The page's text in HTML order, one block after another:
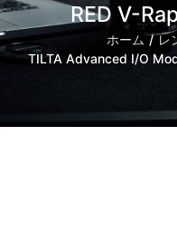
RED V-
ホーム レ
TILTA Advanced I/O